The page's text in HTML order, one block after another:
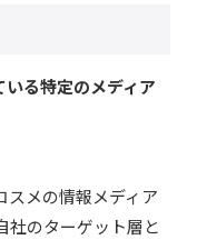
る特定のメディア
スメの情報メディア
社のターゲット層と